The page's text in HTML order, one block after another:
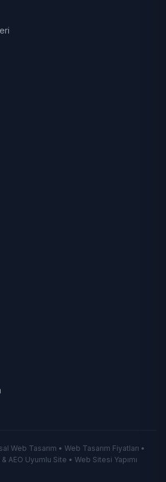
Web Tasarım • Web Tasarım Fiyatları •
AEO Uyumlu Site • Web Sitesi Yapımı